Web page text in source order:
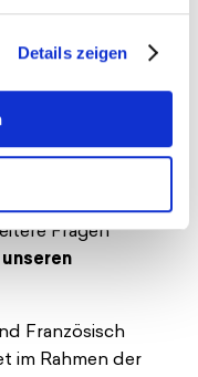
Details zeigen
und
besonders
in den
erwarten und wie
Beziehung
Themen
Fragen
unseren
Französisch
im Rahmen der